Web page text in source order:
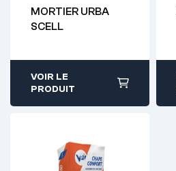
MORTIER URBA
SCELL
VOIR LE
PRODUIT